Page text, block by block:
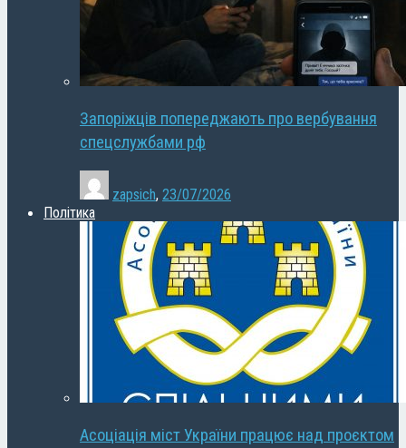
Запоріжців попереджають про вербування
спецслужбами рф
zapsich, 23/07/2026
Політика
Асоціація міст України працює над проєктом